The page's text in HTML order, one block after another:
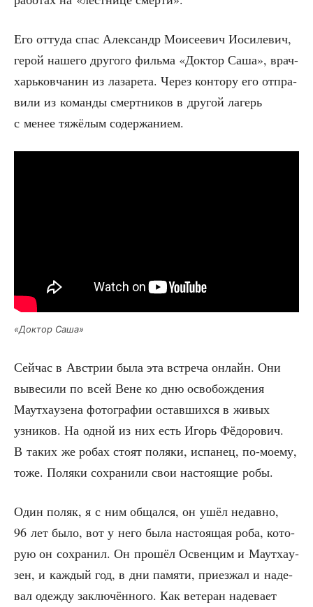
Его отту­да спас Алек­сандр Мои­се­е­вич Иоси­ле­вич,
герой наше­го дру­го­го филь­ма «Док­тор Саша», врач-
харь­ков­ча­нин из лаза­ре­та. Через кон­то­ру его отпра­
ви­ли из коман­ды смерт­ни­ков в дру­гой лагерь
с менее тяжё­лым содержанием.
«Док­тор Саша»
Сей­час в Австрии была эта встре­ча онлайн. Они
выве­си­ли по всей Вене ко дню осво­бож­де­ния
Маут­ха­у­зе­на фото­гра­фии остав­ших­ся в живых
узни­ков. На одной из них есть Игорь Фёдо­ро­вич.
В таких же робах сто­ят поля­ки, испа­нец, по-мое­му,
тоже. Поля­ки сохра­ни­ли свои насто­я­щие робы.
Один поляк, я с ним общал­ся, он ушёл недав­но,
96 лет было, вот у него была насто­я­щая роба, кото­
рую он сохра­нил. Он про­шёл Освен­цим и Маут­ха­у­
зен, и каж­дый год, в дни памя­ти, при­ез­жал и наде­
вал одеж­ду заклю­чён­но­го. Как вете­ран наде­ва­ет